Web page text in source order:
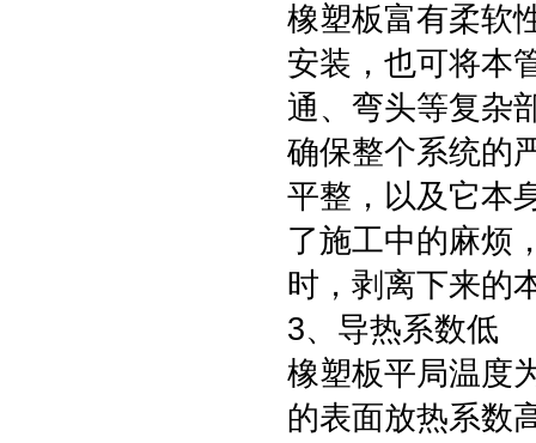
橡塑板富有柔软
安装，也可将本
通、弯头等复杂
确保整个系统的
平整，以及它本
了施工中的麻烦
时，剥离下来的
3、导热系数低
橡塑板平局温度
的表面放热系数